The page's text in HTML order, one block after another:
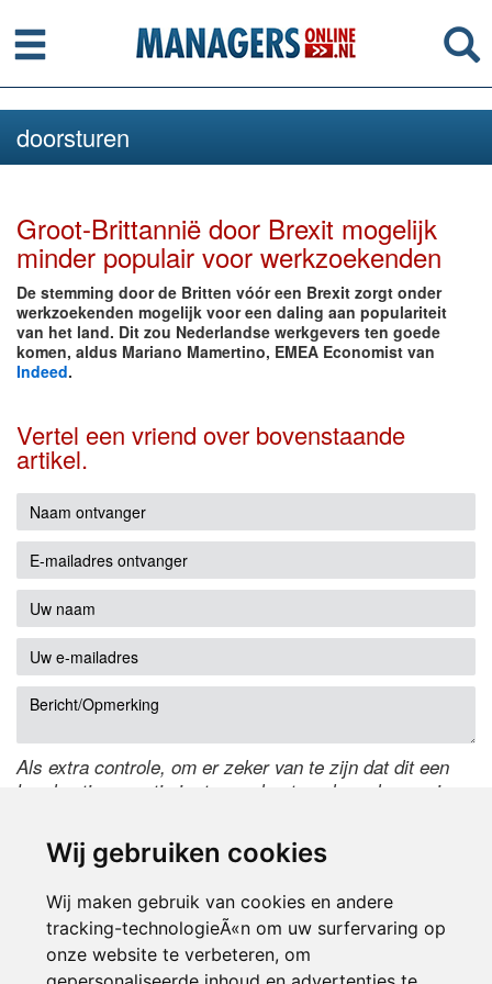
Wij gebruiken cookies
Wij maken gebruik van cookies en andere
tracking-technologieÃ«n om uw surfervaring op
onze website te verbeteren, om
Menu
doorsturen
Groot-Brittannië door Brexit mogelijk
minder populair voor werkzoekenden
De stemming door de Britten vóór een Brexit zorgt onder
werkzoekenden mogelijk voor een daling aan populariteit
van het land. Dit zou Nederlandse werkgevers ten goede
komen, aldus Mariano Mamertino, EMEA Economist van
Indeed.
Vertel een vriend over bovenstaande
artikel.
Als extra controle, om er zeker van te zijn dat dit een
handmatige reactie is, typ onderstaande code over in
de code te wijzigen.